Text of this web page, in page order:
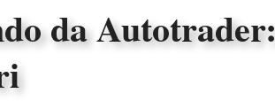
da Autotrader: